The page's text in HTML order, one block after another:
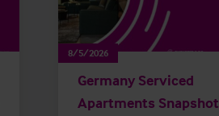
8/5/2026
Germany Serviced
Apartments Snapshot